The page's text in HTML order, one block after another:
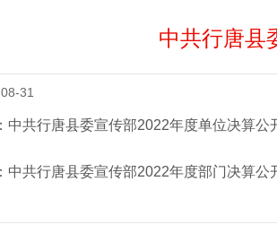
中共行唐县
31
中共行唐县委宣传部2022年度单位决算公
中共行唐县委宣传部2022年度部门决算公